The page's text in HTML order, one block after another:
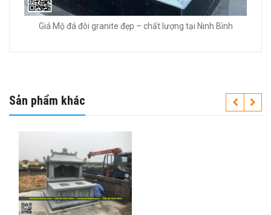
Giá Mộ đá đôi granite đẹp – chất lượng tại Ninh Bình
Sản phẩm khác